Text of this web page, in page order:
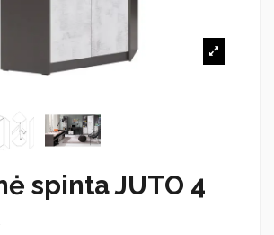
spinta JUTO 4